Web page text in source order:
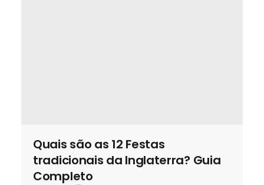
Quais são as 12 Festas
tradicionais da Inglaterra? Guia
Completo